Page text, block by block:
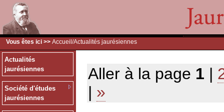
Vous êtes ici >> Accueil /Actualités jaurésiennes
Actualités
jaurésiennes
Société d'études
jaurésiennes
Aller à la page 1 |
| »